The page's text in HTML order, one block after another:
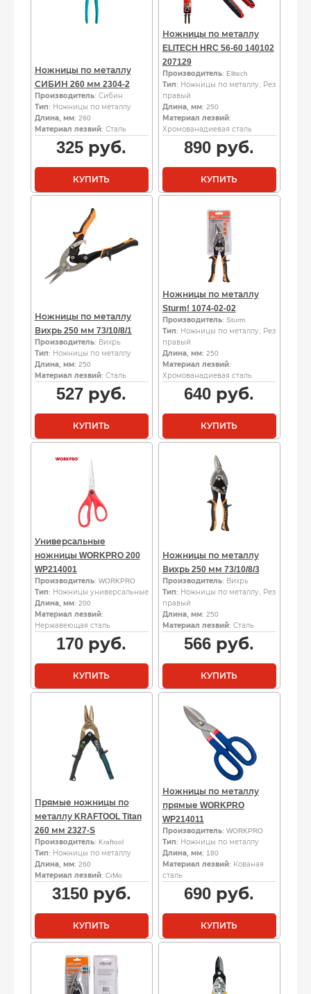
Ножницы по металлу
СИБИН 260 мм 2304-2
Производитель: Сибин
Тип: Ножницы по металлу
Длина, мм: 260
Материал лезвий: Сталь
325 руб.
КУПИТЬ
Ножницы по металлу
ELITECH HRC 56-60 140102
207129
Производитель: Elitech
Тип: Ножницы по металлу, Рез
правый
Длина, мм: 250
Материал лезвий:
Хромованадиевая сталь
890 руб.
КУПИТЬ
Ножницы по металлу
Вихрь 250 мм 73/10/8/1
Производитель: Вихрь
Тип: Ножницы по металлу
Длина, мм: 250
Материал лезвий: Сталь
527 руб.
КУПИТЬ
Ножницы по металлу
Sturm! 1074-02-02
Производитель: Sturm
Тип: Ножницы по металлу, Рез
правый
Длина, мм: 250
Материал лезвий:
Хромованадиевая сталь
640 руб.
КУПИТЬ
Универсальные
ножницы WORKPRO 200
WP214001
Производитель: WORKPRO
Тип: Ножницы универсальные
Длина, мм: 200
Материал лезвий:
Нержавеющая сталь
170 руб.
КУПИТЬ
Ножницы по металлу
Вихрь 250 мм 73/10/8/3
Производитель: Вихрь
Тип: Ножницы по металлу, Рез
правый
Длина, мм: 250
Материал лезвий: Сталь
566 руб.
КУПИТЬ
Прямые ножницы по
металлу KRAFTOOL Titan
260 мм 2327-S
Производитель: Kraftool
Тип: Ножницы по металлу
Длина, мм: 260
Материал лезвий: CrMo
3150руб.
КУПИТЬ
Ножницы по металлу
прямые WORKPRO
WP214011
Производитель: WORKPRO
Тип: Ножницы по металлу
Длина, мм: 180
Материал лезвий: Кованая
сталь
690 руб.
КУПИТЬ